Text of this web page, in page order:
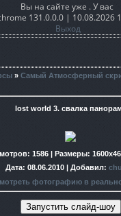
Вы на сайте уже . У вас
131.0.0.0 | 10.08.2026
Выход
» Самый Атмосферный
lost world 3. свалка
: 1586 | Размеры:
Дата: 08.06.2010 | Добавил:
фотографию в